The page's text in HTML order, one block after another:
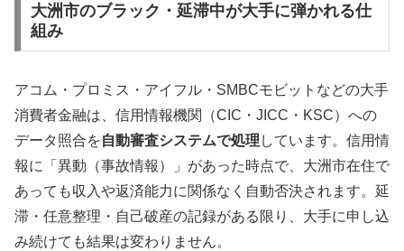
大洲市のブラック・延滞中が大手に弾かれる仕
組み
アコム・プロミス・アイフル・SMBCモビットなどの大手
消費者金融は、信用情報機関（CIC・JICC・KSC）への
データ照合を自動審査システムで処理 しています。信用情
報に「異動（事故情報）」があった時点で、大洲市在住で
あっても収入や返済能力に関係なく自動否決されます。延
滞・任意整理・自己破産の記録がある限り、大手に申し込
み続けても結果は変わりません。